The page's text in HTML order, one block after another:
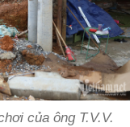
của ông T.V.V.